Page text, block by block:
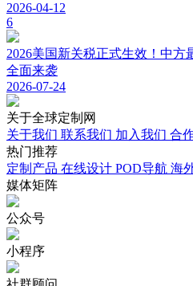
2026-04-12
6
2026美国新关税正式生效！中
全面来袭
2026-07-24
关于全球定制网
关于我们 联系我们 加入我们 合
热门推荐
定制产品 在线设计 POD导航 海
媒体矩阵
公众号
小程序